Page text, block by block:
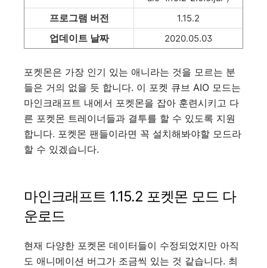
프로그램 버전 1.15.2
업데이트 날짜 2020.05.03
포켓몬은 가장 인기 있는 애니라는 것을 모르는 분
들은 거의 없을 듯 합니다. 이 포켓 큐브 AIO 모드는
마인크래프트 내에서 포켓몬을 잡아 훈련시키고 다
른 포켓몬 트레이너들과 결투를 할 수 있도록 지원
합니다. 포켓몬 팬들이라면 꼭 설치해봐야할 모드라
할 수 있겠습니다.
마인크래프트 1.15.2 포켓몬 모드 다
운로드
현재 다양한 포켓몬 데이터들이 수정되었지만 아직
도 애니메이션 버그가 조금씩 있는 것 같습니다. 최